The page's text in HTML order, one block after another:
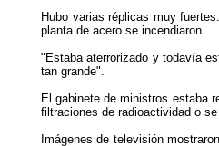
Hubo varias réplicas muy
planta de acero se incendiaron.
"Estaba aterrorizado y todavía
tan grande".
El gabinete de ministros estaba
filtraciones de radioactividad o
Imágenes de televisión